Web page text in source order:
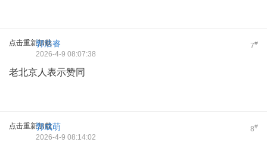
点击重新加载 7#
郭浩睿
2026-4-9 08:07:38
老北京人表示赞同
点击重新加载 8#
郭成萌
2026-4-9 08:14:02